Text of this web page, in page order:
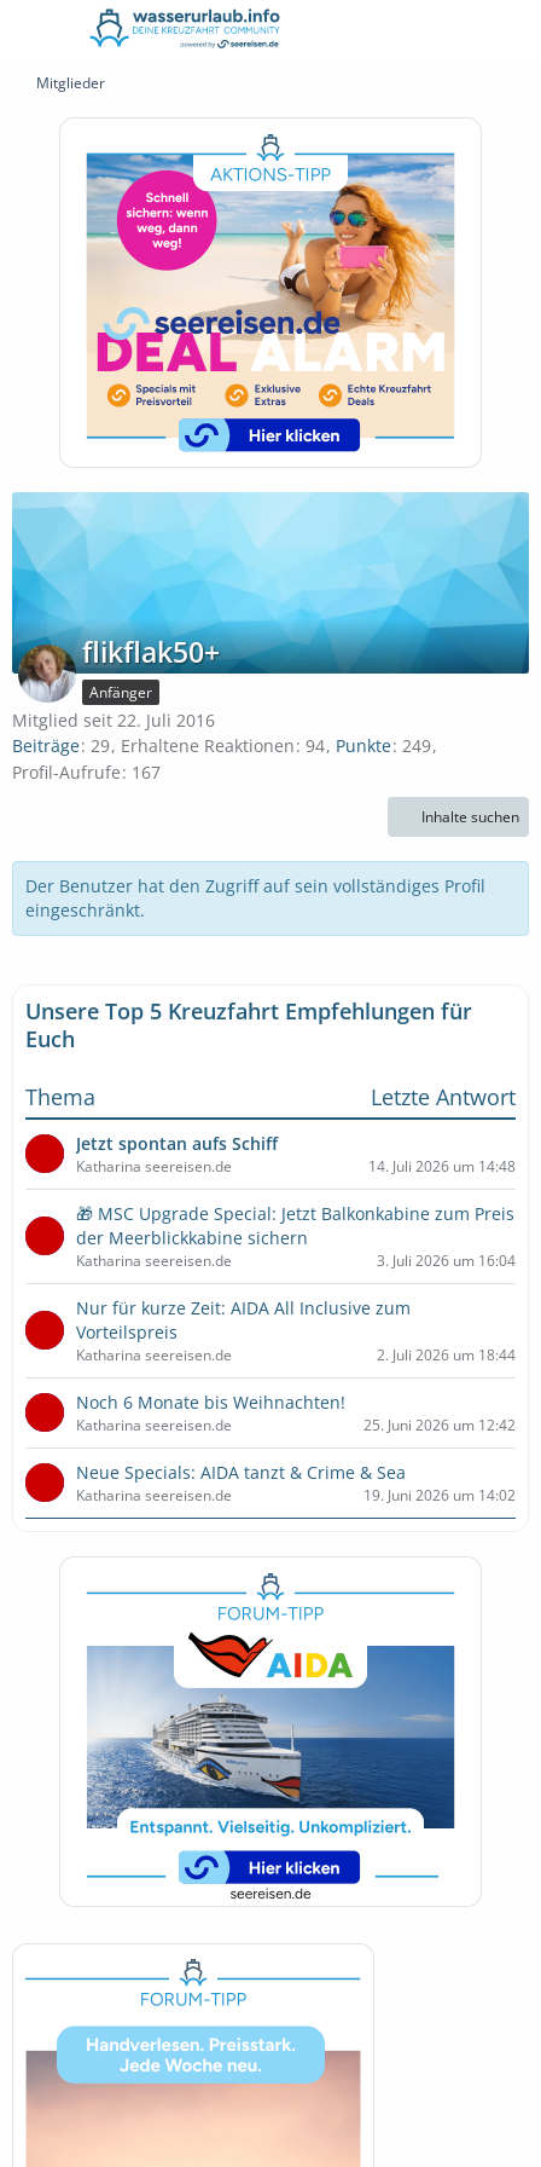
Mitglieder
flikflak50+
Anfänger
Mitglied seit 22. Juli 2016
Beiträge 29 Erhaltene Reaktionen 94 Punkte 249
Profil-Aufrufe 167
Inhalte suchen
Der Benutzer hat den Zugriff auf sein vollständiges Profil
eingeschränkt.
Unsere Top 5 Kreuzfahrt Empfehlungen für
Euch
Thema
Letzte Antwort
Jetzt spontan aufs Schiff
Katharina seereisen.de 14. Juli 2026 um 14:48
🎁 MSC Upgrade Special: Jetzt Balkonkabine zum Preis
der Meerblickkabine sichern
Katharina seereisen.de 3. Juli 2026 um 16:04
Nur für kurze Zeit: AIDA All Inclusive zum
Vorteilspreis
Katharina seereisen.de 2. Juli 2026 um 18:44
Noch 6 Monate bis Weihnachten!
Katharina seereisen.de 25. Juni 2026 um 12:42
Neue Specials: AIDA tanzt & Crime & Sea
Katharina seereisen.de 19. Juni 2026 um 14:02